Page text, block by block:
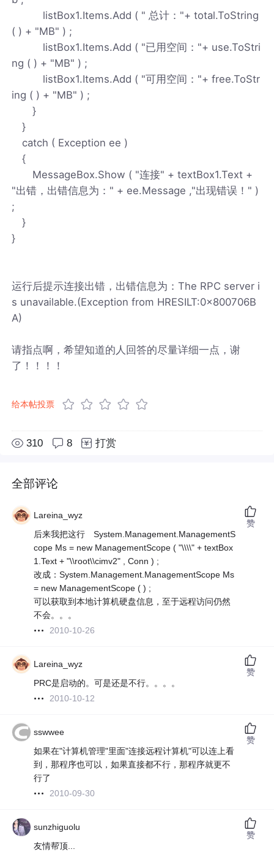
listBox1.Items.Add ( " 总计："+ total.ToString
( ) + "MB" ) ;
listBox1.Items.Add ( "已用空间："+ use.ToStri
ng ( ) + "MB" ) ;
listBox1.Items.Add ( "可用空间："+ free.ToStr
ing ( ) + "MB" ) ;
}
}
catch ( Exception ee )
{
MessageBox.Show ( "连接" + textBox1.Text +
"出错，出错信息为：" + ee.Message ,"出现错误！" )
;
}
}
运行后提示连接出错，出错信息为：The RPC server i
s unavailable.(Exception from HRESILT:0x800706B
A)
请指点啊，希望知道的人回答的尽量详细一点，谢
了！！！！
给本帖投票
310 8 打赏
全部评论
Lareina_wyz
后来我把这行 System.Management.ManagementS
cope Ms = new ManagementScope ( "\\\\" + textBox
1.Text + "\\root\\cimv2" , Conn ) ;
改成：System.Management.ManagementScope Ms
= new ManagementScope ( ) ;
可以获取到本地计算机硬盘信息，至于远程访问仍然
不会。。。
2010-10-26
赞
Lareina_wyz
PRC是启动的。可是还是不行。。。。
2010-10-12
赞
sswwee
如果在"计算机管理"里面"连接远程计算机"可以连上看
到，那程序也可以，如果直接都不行，那程序就更不
行了
2010-09-30
赞
sunzhiguolu
友情帮顶...
赞